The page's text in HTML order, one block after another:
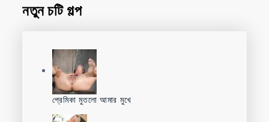
নতুন চটি গল্প
প্রেমিকা মুতলো আমার মুখে